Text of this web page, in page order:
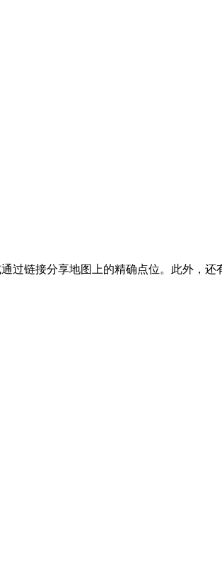
过链接分享地图上的精确点位。此外，还